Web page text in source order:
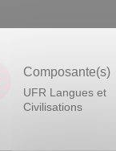
Composante(s)
UFR Langues et
Civilisations